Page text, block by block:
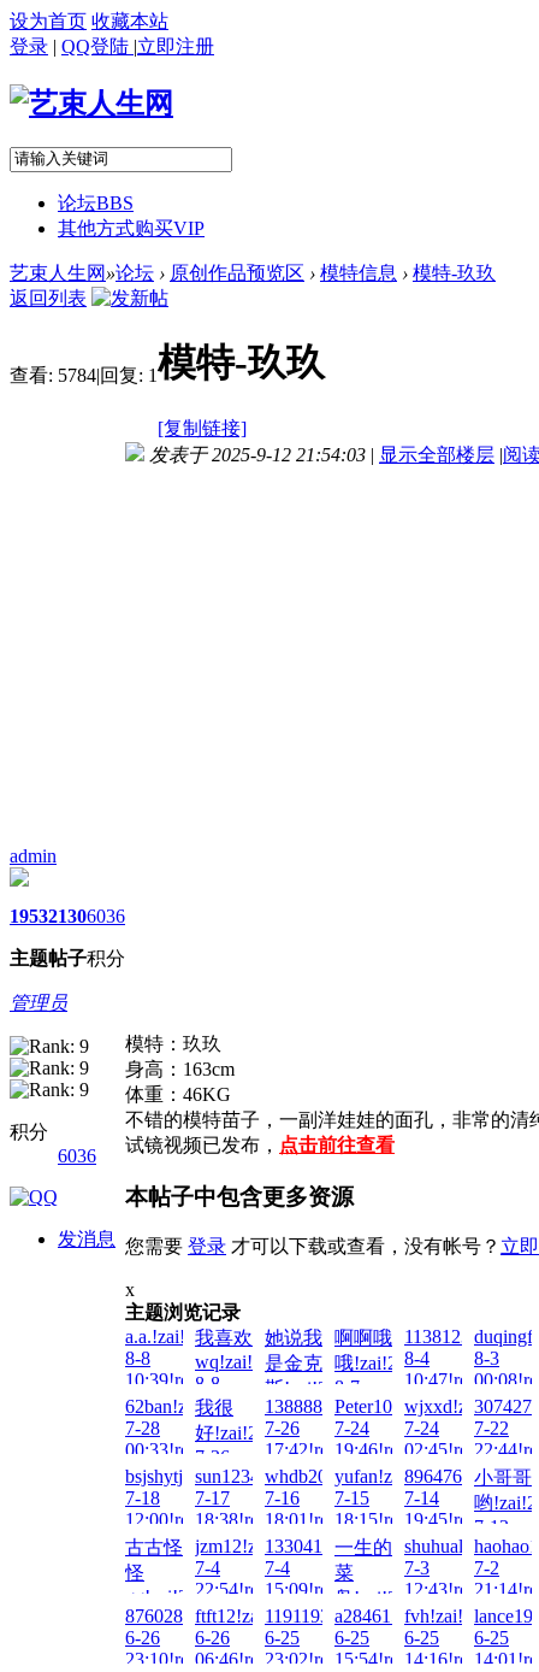
设为首页 收藏本站
登录 | QQ登陆 |立即注册
论坛BBS
其他方式购买VIP
艺束人生网 »论坛 › 原创作品预览区 › 模特信息 › 模特-玖玖
返回列表
查看: 5784|回复: 1模特-玖玖
[复制链接]
admin
1953
主题
2130
帖子
6036
积分
管理员
积分
6036
发消息
发表于 2025-9-12 21:54:03 | 显示全部楼层 |阅
模特：玖玖
身高：163cm
体重：46KG
不错的模特苗子，一副洋娃娃的面孔，非常的
试镜视频已发布， 点击前往查看
本帖子中包含更多资源
您需要 登录 才可以下载或查看，没有帐号？ 立
x
主题浏览记录
a.a.!zai!2026-
8-8
10:39!read!
我喜欢
wq!zai!2026-
8-8
00:18!read!
她说我
是金克
斯!zai!2026-
8-8
00:17!read!
啊啊哦
哦!zai!2026-
8-7
04:53!read!
8-4
10:47!read!
8-3
62ban!zai!2026-
7-28
00:33!read!
我很
好!zai!2026-
7-26
23:42!read!
13888888888!zai!2026-
7-26
17:42!read!
Peter100713!zai!2026-
7-24
19:46!read!
wjxxd!zai!2026-
7-24
02:45!read!
7-22
bsjshytjsgjxw!zai!2026-
7-18
12:00!read!
sun123456789!zai!2026-
7-17
18:38!read!
whdb2000!zai!2026-
7-16
18:01!read!
yufan!zai!2026-
7-15
18:15!read!
7-14
19:45!read!
小哥哥
哟
7-13
古古怪
怪
gg!zai!2026-
7-5
03:05!read!
jzm12!zai!2026-
7-4
22:54!read!
133041497007!zai!2026-
7-4
15:09!read!
一生的
菜
鸟!zai!2026-
7-4
12:04!read!
7-3
12:43!read!
7-2
876028180!zai!2026-
6-26
23:10!read!
ftft12!zai!2026-
6-26
06:46!read!
1191193576!zai!2026-
6-25
23:02!read!
a28461533!zai!2026-
6-25
15:54!read!
fvh!zai!2026-
6-25
14:16!read!
6-25